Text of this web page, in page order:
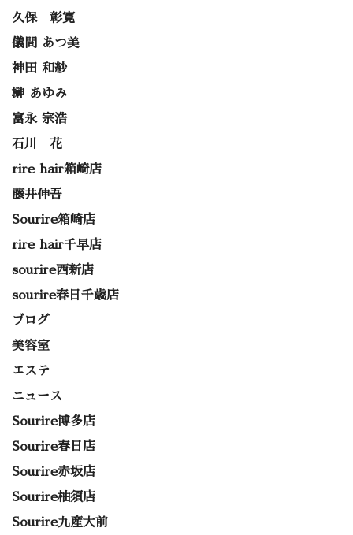
久保 彰寛
儀間 あつ美
神田 和紗
榊 あゆみ
富永 宗浩
石川 花
rire hair箱崎店
藤井伸吾
Sourire箱崎店
rire hair千早店
sourire西新店
sourire春日千歳店
ブログ
美容室
エステ
ニュース
Sourire博多店
Sourire春日店
Sourire赤坂店
Sourire柚須店
Sourire九産大前